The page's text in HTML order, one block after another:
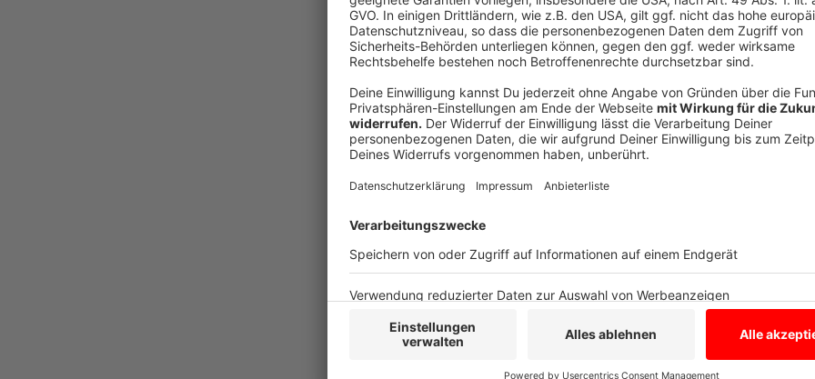
Charakter-Profilerin Susanne Grieger-Langer sagt,
Stil und Respekt und daher sehr wichtig ist.
Unangebracht kann Freundlichkeit nur dann sein,
sogar aggressiv wird. Doch auch dann sollte man
Konflikten in der Regel an denjenigen, der die
Außerdem sollte man sich nicht zu
dass man sich selbst treu bleibt und echt ist.
Anzeige